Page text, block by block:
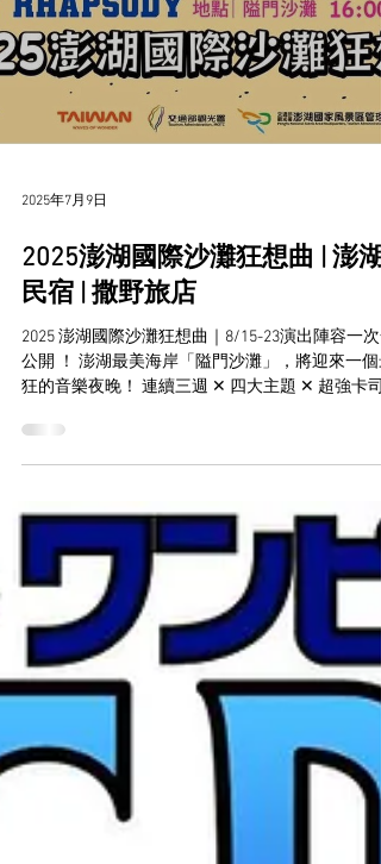
2025年7月9日
2025澎湖國際沙灘狂想曲 | 澎湖
民宿 | 撒野旅店
2025 澎湖國際沙灘狂想曲｜8/15-23演出陣容一次
公開 ！ 澎湖最美海岸「隘門沙灘」，將迎來一個
狂的音樂夜晚！ 連續三週 ✕ 四大主題 ✕ 超強卡
沙灘狂想曲 活動時間｜8/8-8/23...